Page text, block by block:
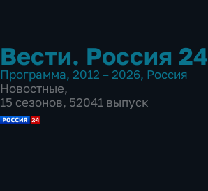
Вести. Россия 24
Программа, 2012 – 2026, Россия
Новостные,
15 сезонов, 52041 выпуск